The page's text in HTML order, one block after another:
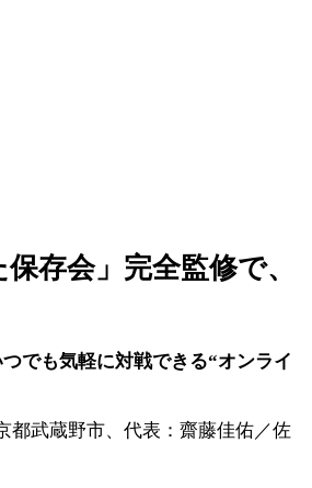
存会」完全監修で、
でも気軽に対戦できる“オンライ
都武蔵野市、代表：齋藤佳佑／佐